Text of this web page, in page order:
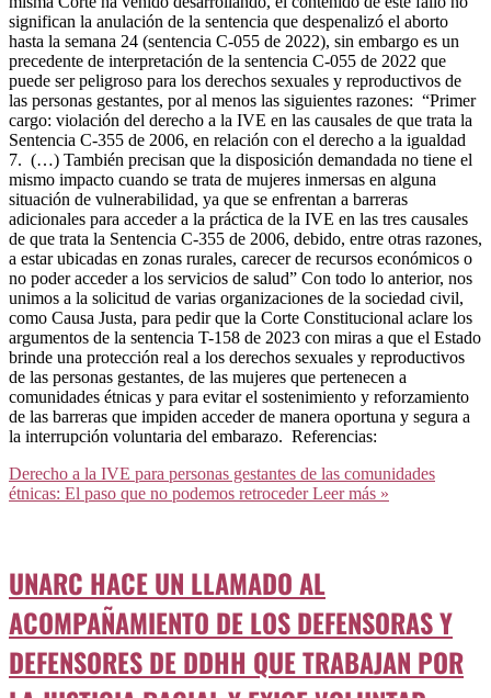
significan la anulación de la sentencia que despenalizó el aborto
hasta la semana 24 (sentencia C-055 de 2022), sin embargo es un
precedente de interpretación de la sentencia C-055 de 2022 que
puede ser peligroso para los derechos sexuales y reproductivos de
las personas gestantes, por al menos las siguientes razones: “Primer
cargo: violación del derecho a la IVE en las causales de que trata la
Sentencia C-355 de 2006, en relación con el derecho a la igualdad
7. (…) También precisan que la disposición demandada no tiene el
mismo impacto cuando se trata de mujeres inmersas en alguna
situación de vulnerabilidad, ya que se enfrentan a barreras
adicionales para acceder a la práctica de la IVE en las tres causales
de que trata la Sentencia C-355 de 2006, debido, entre otras razones,
a estar ubicadas en zonas rurales, carecer de recursos económicos o
no poder acceder a los servicios de salud” Con todo lo anterior, nos
unimos a la solicitud de varias organizaciones de la sociedad civil,
como Causa Justa, para pedir que la Corte Constitucional aclare los
argumentos de la sentencia T-158 de 2023 con miras a que el Estado
brinde una protección real a los derechos sexuales y reproductivos
de las personas gestantes, de las mujeres que pertenecen a
comunidades étnicas y para evitar el sostenimiento y reforzamiento
de las barreras que impiden acceder de manera oportuna y segura a
la interrupción voluntaria del embarazo. Referencias:
Derecho a la IVE para personas gestantes de las comunidades
étnicas: El paso que no podemos retrocederLeer más »
UNARC HACE UN LLAMADO AL
ACOMPAÑAMIENTO DE LOS DEFENSORAS Y
DEFENSORES DE DDHH QUE TRABAJAN POR